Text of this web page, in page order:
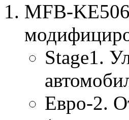
MFB-
Stage1.
Евро-2.